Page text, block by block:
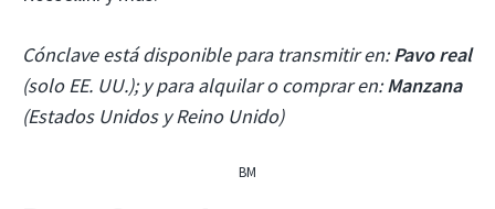
Cónclave está disponible para transmitir en:Pavo real
(solo EE. UU.); y para alquilar o comprar en:Manzana
(Estados Unidos y Reino Unido)
BM